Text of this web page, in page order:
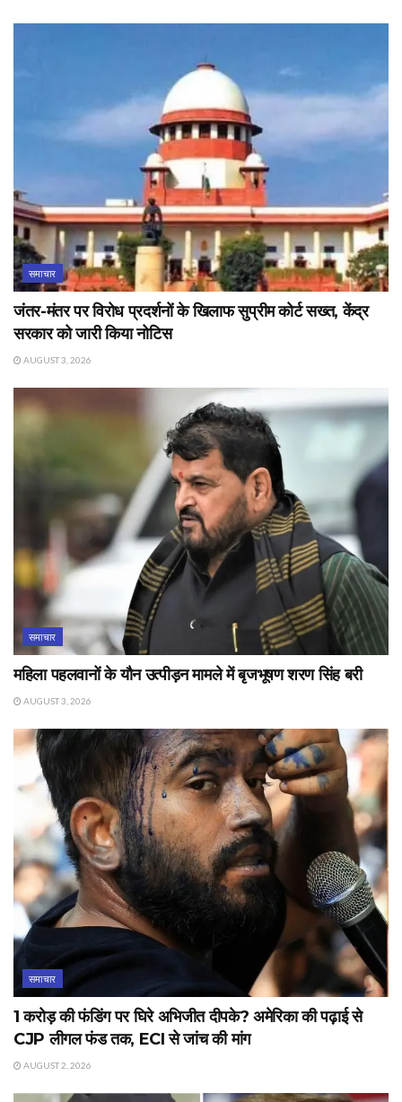
समाचार
जंतर-मंतर पर विरोध प्रदर्शनों के खिलाफ सुप्रीम कोर्ट सख्त, केंद्र
सरकार को जारी किया नोटिस
AUGUST 3, 2026
समाचार
महिला पहलवानों के यौन उत्पीड़न मामले में बृजभूषण शरण सिंह बरी
AUGUST 3, 2026
समाचार
1 करोड़ की फंडिंग पर घिरे अभिजीत दीपके? अमेरिका की पढ़ाई से
CJP लीगल फंड तक, ECI से जांच की मांग
AUGUST 2, 2026